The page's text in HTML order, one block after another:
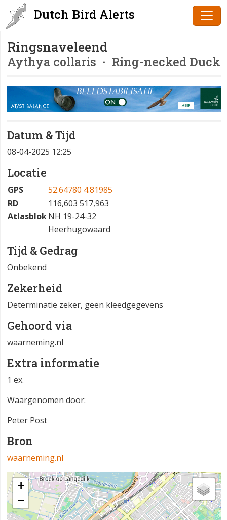
Dutch Bird Alerts
Ringsnaveleend
Aythya collaris · Ring-necked Duck
Datum & Tijd
08-04-2025 12:25
Locatie
GPS
52.64780 4.81985
RD
116,603 517,963
AtlasblokNH 19-24-32
Heerhugowaard
Tijd & Gedrag
Onbekend
Zekerheid
Determinatie zeker, geen kleedgegevens
Gehoord via
waarneming.nl
Extra informatie
1 ex.
Waargenomen door:
Peter Post
Bron
waarneming.nl
+
−